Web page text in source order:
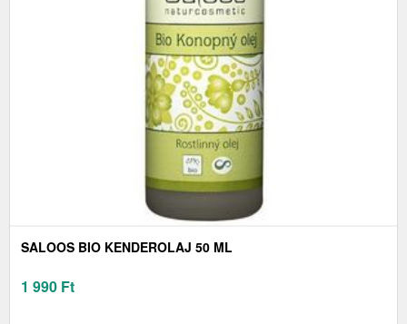
SALOOS BIO KENDEROLAJ 50 ML
1 990 Ft